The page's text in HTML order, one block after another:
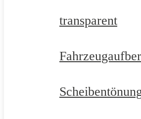
transparent